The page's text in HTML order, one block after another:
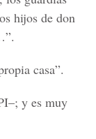
hijos de don
casa”.
y es muy